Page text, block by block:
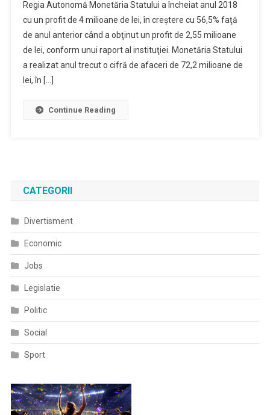
Regia Autonomă Monetăria Statului a încheiat anul 2018
cu un profit de 4 milioane de lei, în creştere cu 56,5% faţă
de anul anterior când a obţinut un profit de 2,55 milioane
de lei, conform unui raport al instituţiei. Monetăria Statului
a realizat anul trecut o cifră de afaceri de 72,2 milioane de
lei, în […]
Continue Reading
CATEGORII
Divertisment
Economic
Jobs
Legislatie
Politic
Social
Sport